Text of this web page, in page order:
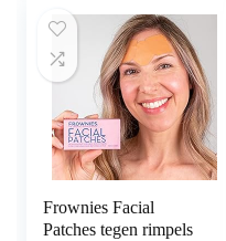
Frownies Facial
Patches tegen rimpels